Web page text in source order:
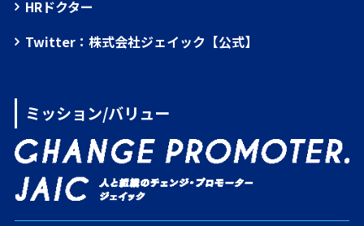
HRドクター
Twitter：株式会社ジェイック【公式】
ミッション/バリュー